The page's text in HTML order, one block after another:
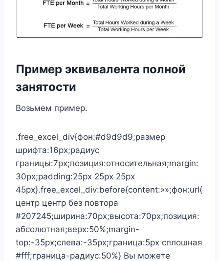
Пример эквивалента полной
занятости
Возьмем пример.
.free_excel_div{фон:#d9d9d9;размер
шрифта:16px;радиус
границы:7px;позиция:относительная;margin:
30px;padding:25px 25px 25px
45px}.free_excel_div:before{content:»»;фон:url(
центр центр без повтора
#207245;ширина:70px;высота:70px;позиция:
абсолютная;верх:50%;margin-
top:-35px;слева:-35px;граница:5px сплошная
#fff;граница-радиус:50%} Вы можете